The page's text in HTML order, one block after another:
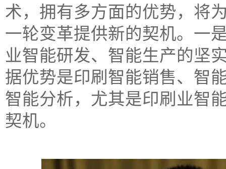
术，拥有多方面的优势，将
一轮变革提供新的契机。一
业智能研发、智能生产的坚
据优势是印刷智能销售、智
智能分析，尤其是印刷业智
契机。